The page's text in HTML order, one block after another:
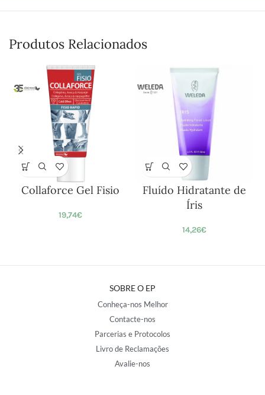
Produtos Relacionados
Collaforce Gel Fisio
19,74€
Fluído Hidratante de
Íris
14,26€
SOBRE O EP
Conheça-nos Melhor
Contacte-nos
Parcerias e Protocolos
Livro de Reclamações
Avalie-nos